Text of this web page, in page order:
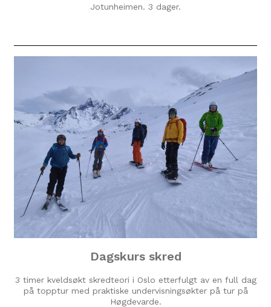
Jotunheimen. 3 dager.
Dagskurs skred
3 timer kveldsøkt skredteori i Oslo etterfulgt av en full dag
på topptur med praktiske undervisningsøkter på tur på
Høgdevarde.